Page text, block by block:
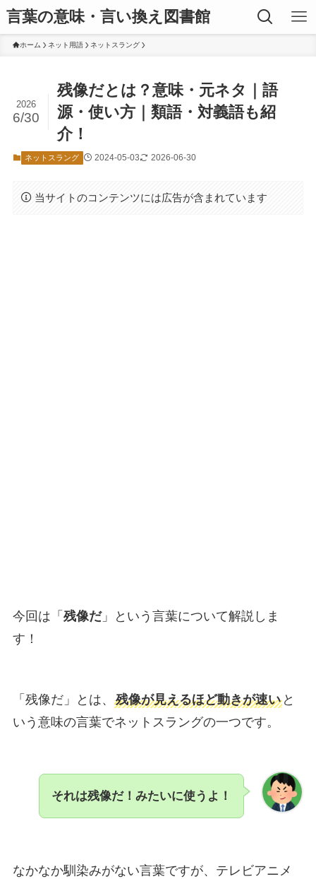
言葉の意味・言い換え図書館
ホーム ネット用語 ネットスラング
残像だとは？意味・元ネタ｜語
源・使い方｜類語・対義語も紹
介！
2026
6/30
ネットスラング 2024-05-03 2026-06-30
当サイトのコンテンツには広告が含まれています
今回は「 残像だ」という言葉について解説しま
す！
「残像だ」とは、 残像が見えるほど動きが速いと
いう意味の言葉でネットスラングの一つです。
それは残像だ！みたいに使うよ！
なかなか馴染みがない言葉ですが、テレビアニメ